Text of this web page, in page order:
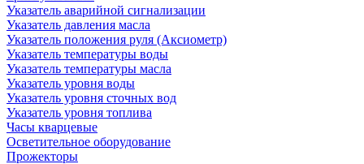
Указатель аварийной сигнализации
Указатель давления масла
Указатель положения руля (Аксиометр)
Указатель температуры воды
Указатель температуры масла
Указатель уровня воды
Указатель уровня сточных вод
Указатель уровня топлива
Часы кварцевые
Осветительное оборудование
Прожекторы